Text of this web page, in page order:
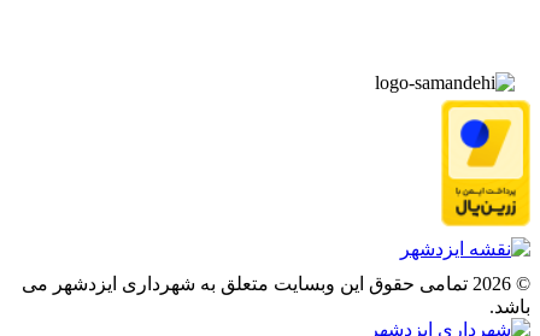
© 2026 تمامی حقوق این وبسایت متعلق به شهرداری ایزدشهر می
باشد.